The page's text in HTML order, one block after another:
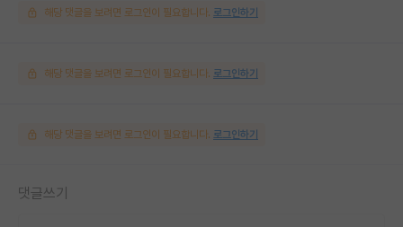
해당 댓글을 보려면 로그인이 필요합니다. 로그인하기
해당 댓글을 보려면 로그인이 필요합니다. 로그인하기
해당 댓글을 보려면 로그인이 필요합니다. 로그인하기
댓글쓰기